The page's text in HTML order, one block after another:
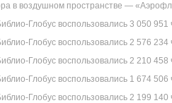
в воздушном пространстве —
Глобус воспользовались 3 050 951
Глобус воспользовались 2 576 234
Глобус воспользовались 2 210 458
Глобус воспользовались 1 674 506
Глобус воспользовались 2 199 140